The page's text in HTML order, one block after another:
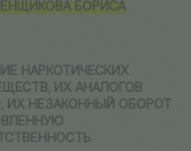
БОРИСА
НАРКОТИЧЕСКИХ
ИХ АНАЛОГОВ
ИХ НЕЗАКОННЫЙ ОБОРОТ